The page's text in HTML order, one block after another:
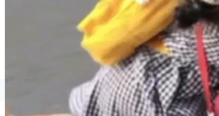
等 10 大方言片区和 20 余个二级小片区。在开
源评测集中，Hy ASR 3.0 preview 在多语种的
©OSCHINA(OSChina.NET) 京ICP备2025119063号